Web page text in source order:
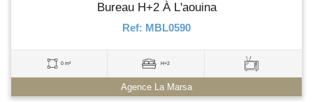
Bureau H+2 À L'aouina
Ref: MBL0590
0 m² H+2
Agence La Marsa